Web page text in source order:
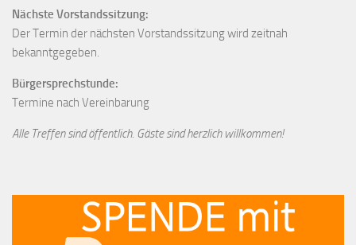
Nächste Vorstandssitzung:
Der Termin der nächsten Vorstandssitzung wird zeitnah
bekanntgegeben.
Bürgersprechstunde:
Termine nach Vereinbarung
Alle Treffen sind öffentlich. Gäste sind herzlich willkommen!